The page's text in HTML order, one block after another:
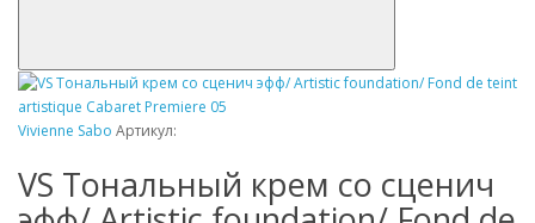
Vivienne Sabo Артикул:
VS Tональный крем со сценич